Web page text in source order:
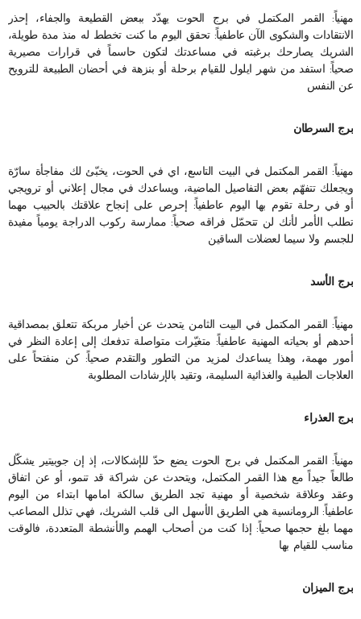
مهنياً: القمر المكتمل في برج الحوت يهدّد ببعض القطيعة والجفاء، إحذر
الانتقادات والشكوى الآن عاطفياً: تحقق اليوم ما كنت تخطط له منذ مدة طويلة،
الشريك يصارحك برغبته في مساعدتك لتكون حاسماً في قرارات مصيرية
صحياً: استفد من شهر ايلول للقيام برحلة أو بنزهة في أحضان الطبيعة للترويح
عن النفس
برج السرطان
مهنياً: القمر المكتمل في البيت التاسع، اي في الحوت، يخبّئ لك مفاجأة سارّة
ويجعلك تتفهّم بعض التفاصيل الماضية، ويساعدك في مجال إعلاني أو ترويجي
أو في رحلة تقوم بها اليوم عاطفياً: إحرص على إنجاح علاقتك بالحبيب مهما
تطلب الأمر لأنك لن تتحمّل فراقه صحياً: ممارسة ركوب الدراجة يومياً مفيدة
للجسم ولا سيما لعضلات الساقين
برج الأسد
مهنياً: القمر المكتمل في البيت الثامن يتحدث عن أخبار مربكة تتعلق بمصداقية
أحدهم أو بحياته المهنية عاطفياً: متغيّرات متواصلة تدفعك إلى إعادة النظر في
أمور مهمة، وهذا يساعدك لمزيد من التطور والتقدم صحياً: كن منفتحاً على
العلاجات الطبية والغذائية السليمة، وتقيد بالإرشادات المطلوبة
برج العذراء
مهنياً: القمر المكتمل في برج الحوت يضع حدّ للإشكالات، إذ إن جوبيتير يشكّل
طالعاً جيداً مع هذا القمر المكتمل، ويتحدث عن شراكة قد تنمو، أو عن اتفاق
وعقد وعلاقة شخصية أو مهنية تجد الطريق سالكة امامها ابتداء من اليوم
عاطفياً: الرومانسية هي الطريق الأسهل الى قلب الشريك، فهي تذلل المصاعب
مهما بلغ حجمها صحياً: إذا كنت من أصحاب الهمم والأنشطة المتعددة، فالوقت
مناسب للقيام بها
برج الميزان